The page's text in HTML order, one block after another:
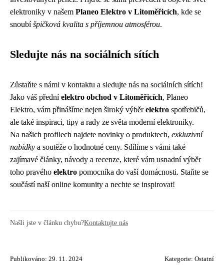
elektroniky v našem Planeo Elektro v Litoměřicích, kde se
snoubíšpičková kvalita s příjemnou atmosférou.
Sledujte nás na sociálních sítích
Zůstaňte s námi v kontaktu a sledujte nás na sociálních sítích!
Jako váš předníelektro obchod v Litoměřicích, Planeo
Elektro, vám přinášíme nejen široký výběrelektro spotřebičů,
ale také inspiraci, tipy a rady ze světa moderní elektroniky.
Na našich profilech najdete novinky o produktech, exkluzivní
nabídky a soutěže o hodnotné ceny. Sdílíme s vámi také
zajímavé články, návody a recenze, které vám usnadní výběr
toho pravého elektro pomocníka do vaší domácnosti. Staňte se
součástí naší online komunity a nechte se inspirovat!
Našli jste v článku chybu?Kontaktujte nás
Publikováno: 29. 11. 2024 Kategorie: Ostatní